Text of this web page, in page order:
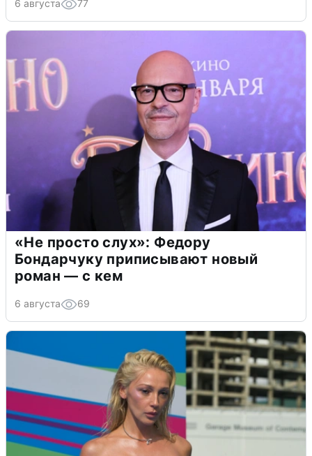
6 августа 77
«Не просто слух»: Федору
Бондарчуку приписывают новый
роман — с кем
6 августа 69